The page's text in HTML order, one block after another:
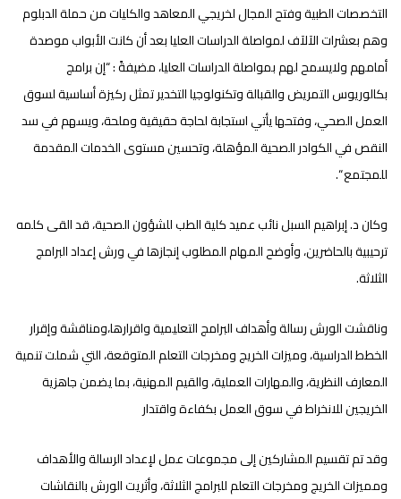
التخصصات الطبية وفتح المجال لخريجي المعاهد والكليات من حملة الدبلوم
وهم بعشرات الآلآف لمواصلة الدراسات العليا بعد أن كانت الأبواب موصدة
أمامهم ولايسمح لهم بمواصلة الدراسات العليا، مضيفةً : “إن برامج
بكالوريوس التمريض والقبالة وتكنولوجيا التخدير تمثل ركيزة أساسية لسوق
العمل الصحي، وفتحها يأتي استجابة لحاجة حقيقية وملحة، ويسهم في سد
النقص في الكوادر الصحية المؤهلة، وتحسين مستوى الخدمات المقدمة
للمجتمع “.
وكان د. إبراهيم السبل نائب عميد كلية الطب للشؤون الصحية، قد القى كلمه
ترحيبية بالحاضرين، وأوضح المهام المطلوب إنجازها في ورش إعداد البرامج
الثلاثة.
وناقشت الورش رسالة وأهداف البرامج التعليمية واقرارها،ومناقشة وإقرار
الخطط الدراسية، وميزات الخريج ومخرجات التعلم المتوقعة، التي شملت تنمية
المعارف النظرية، والمهارات العملية، والقيم المهنية، بما يضمن جاهزية
الخريجين للانخراط في سوق العمل بكفاءة واقتدار
وقد تم تقسيم المشاركين إلى مجموعات عمل لإعداد الرسالة والأهداف
ومميزات الخريج ومخرجات التعلم للبرامج الثلاثة، وأثريت الورش بالنقاشات